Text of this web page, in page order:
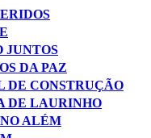
JUNTOS
DA PAZ
DE CONSTRUÇÃO
DE LAURINHO
ALÉM